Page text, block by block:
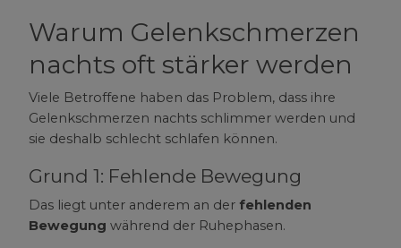
Warum Gelenkschmerzen
nachts oft stärker werden
Viele Betroffene haben das Problem, dass ihre
Gelenkschmerzen nachts schlimmer werden und
sie deshalb schlecht schlafen können.
Grund 1: Fehlende Bewegung
Das liegt unter anderem an der fehlenden
Bewegung während der Ruhephasen.